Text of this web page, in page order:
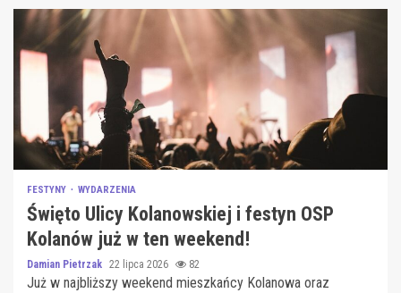
FESTYNY WYDARZENIA
Święto Ulicy Kolanowskiej i festyn OSP
Kolanów już w ten weekend!
Damian Pietrzak 22 lipca 2026 82
Już w najbliższy weekend mieszkańcy Kolanowa oraz